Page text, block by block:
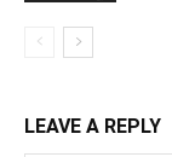
LEAVE A REPLY